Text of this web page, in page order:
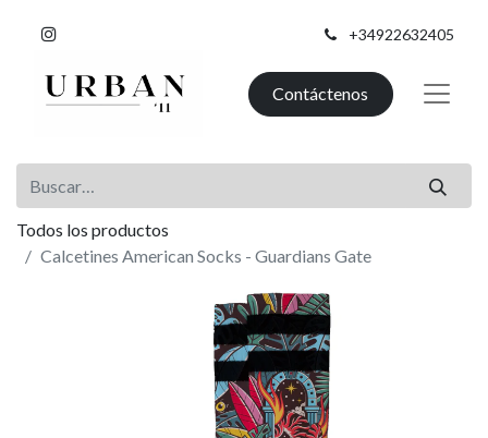
+34922632405
Contáctenos
Todos los productos
Calcetines American Socks - Guardians Gate